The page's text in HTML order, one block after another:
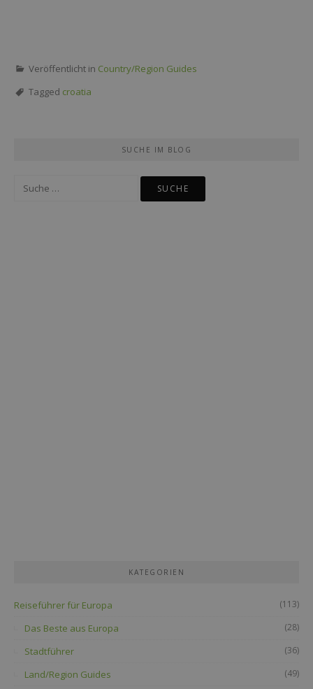
Veröffentlicht in Country/Region Guides
Tagged croatia
SUCHE IM BLOG
Suche
KATEGORIEN
Reiseführer für Europa (113)
Das Beste aus Europa (28)
Stadtführer (36)
Land/Region Guides (49)